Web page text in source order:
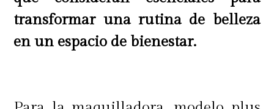
● El 94% afirma que minimiza al
instante la grasa y los brillos.***
● El 88% afirma que fija el
transformar una rutina de belleza
en un espacio de bienestar.